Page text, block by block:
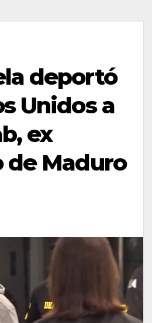
deportó
Unidos a
ex
Maduro